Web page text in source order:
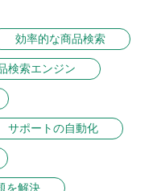
効率的な商品検索
検索エンジン
サポートの自動化
を解決